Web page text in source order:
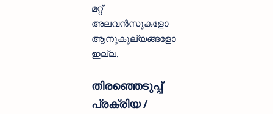
മറ്റ്
അലവൻസുകളോ
ആനുകൂല്യങ്ങളോ
ഇല്ല.
തിരഞ്ഞെടുപ്പ്
പ്രക്രിയ /